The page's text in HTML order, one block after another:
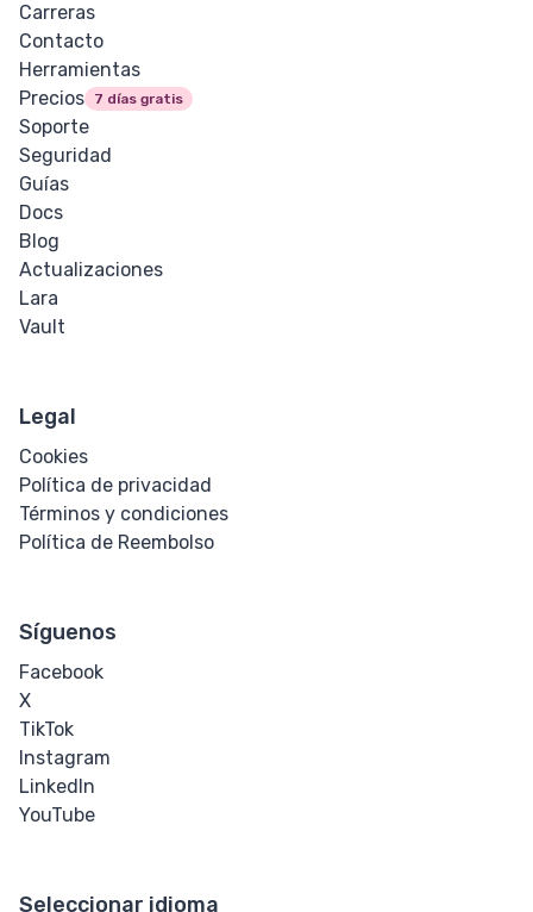
Carreras
Contacto
Herramientas
Precios
7 días gratis
Soporte
Seguridad
Guías
Docs
Blog
Actualizaciones
Lara
Vault
Legal
Cookies
Política de privacidad
Términos y condiciones
Política de Reembolso
Síguenos
Facebook
X
TikTok
Instagram
LinkedIn
YouTube
Seleccionar idioma